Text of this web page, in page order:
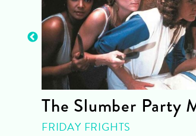
The Slumber Party
FRIDAY FRIGHTS